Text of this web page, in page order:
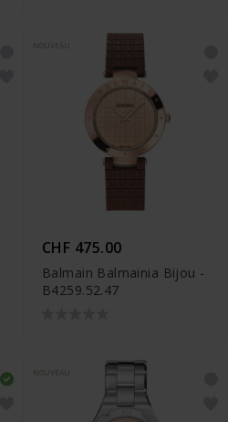
CHF 475.00
Balmain Balmainia Bijou -
B4259.52.47
NOUVEAU